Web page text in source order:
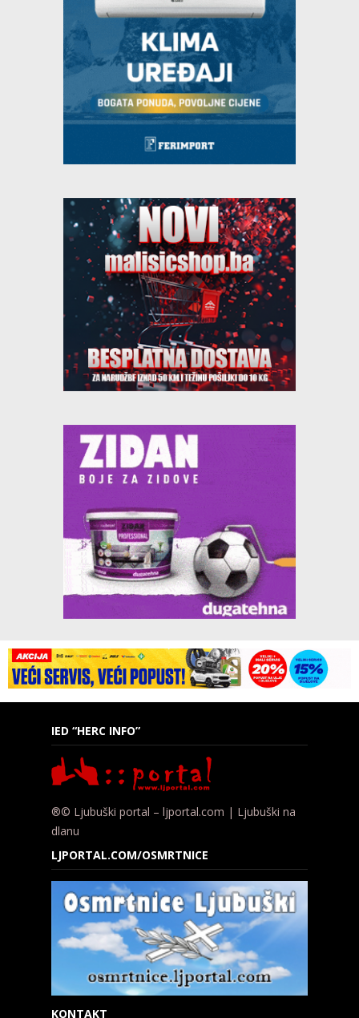
IED “HERC INFO”
®© Ljubuški portal – ljportal.com | Ljubuški na
dlanu
LJPORTAL.COM/OSMRTNICE
KONTAKT